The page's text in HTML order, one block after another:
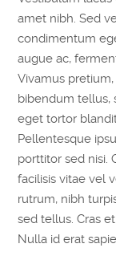
amet nibh. Sed
condimentum
augue ac,
Vivamus
bibendum tellus,
eget tortor
Pellentesque
porttitor sed nisi.
facilisis vitae vel
rutrum, nibh
sed tellus. Cras
Nulla id erat